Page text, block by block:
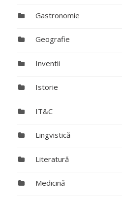
Gastronomie
Geografie
Inventii
Istorie
IT&C
Lingvistică
Literatură
Medicină